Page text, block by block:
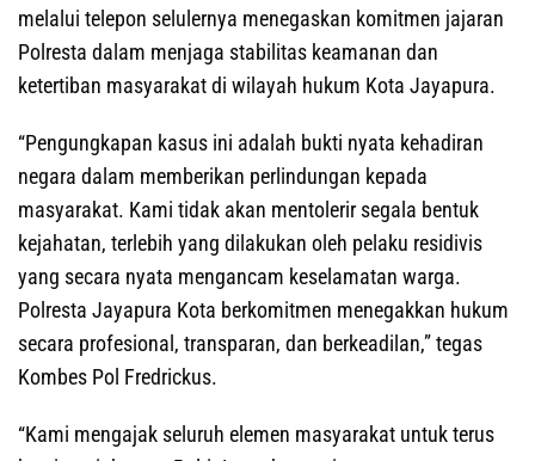
melalui telepon selulernya menegaskan komitmen jajaran
Polresta dalam menjaga stabilitas keamanan dan
ketertiban masyarakat di wilayah hukum Kota Jayapura.
‎‎“Pengungkapan kasus ini adalah bukti nyata kehadiran
negara dalam memberikan perlindungan kepada
masyarakat. Kami tidak akan mentolerir segala bentuk
kejahatan, terlebih yang dilakukan oleh pelaku residivis
yang secara nyata mengancam keselamatan warga.
Polresta Jayapura Kota berkomitmen menegakkan hukum
secara profesional, transparan, dan berkeadilan,” tegas
Kombes Pol Fredrickus.
‎‎“Kami mengajak seluruh elemen masyarakat untuk terus